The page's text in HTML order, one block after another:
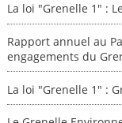
La loi "Grenelle 1" :
Rapport annuel au
engagements du
La loi "Grenelle 1" :